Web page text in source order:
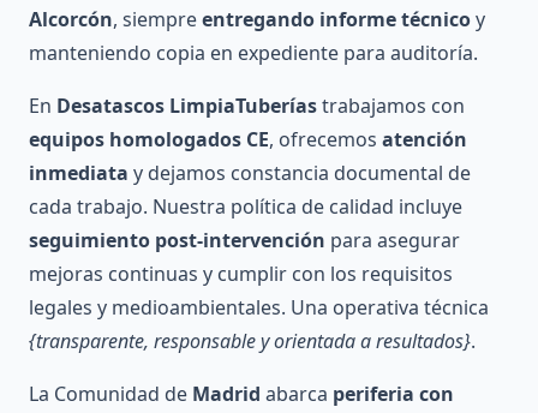
Alcorcón, siempreentregando informe técnicoy
manteniendo copia en expediente para auditoría.
En Desatascos LimpiaTuberíastrabajamos con
equipos homologados CE, ofrecemos atención
inmediata y dejamos constancia documental de
cada trabajo. Nuestra política de calidad incluye
seguimiento post-intervención para asegurar
mejoras continuas y cumplir con los requisitos
legales y medioambientales. Una operativa técnica
{transparente, responsable y orientada a resultados}.
La Comunidad de Madrid abarca periferia con